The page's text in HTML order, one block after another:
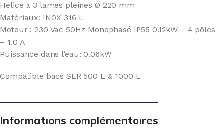
Hélice à 3 lames pleines Ø 220 mm
Matériaux: INOX 316 L
Moteur : 230 Vac 50Hz Monophasé IP55 0.12kW – 4 pôles
– 1.0 A
Puissance dans l’eau: 0.06kW
Compatible bacs SER 500 L & 1000 L
Informations complémentaires